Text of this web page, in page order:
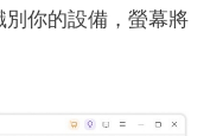
別你的設備，螢幕將